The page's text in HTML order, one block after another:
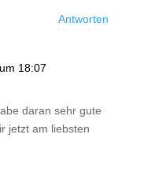
Antworten
18:07
daran sehr gute
jetzt am liebsten